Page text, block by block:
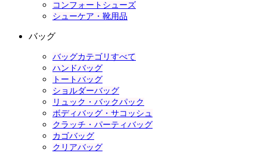
コンフォートシューズ
シューケア・靴用品
バッグ
バッグカテゴリすべて
ハンドバッグ
トートバッグ
ショルダーバッグ
リュック・バックパック
ボディバッグ・サコッシュ
クラッチ・パーティバッグ
カゴバッグ
クリアバッグ